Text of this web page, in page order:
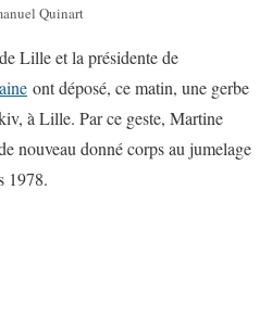
Quinart
Lille et la présidente de
ont déposé, ce matin, une gerbe
à Lille. Par ce geste, Martine
nouveau donné corps au jumelage
1978.